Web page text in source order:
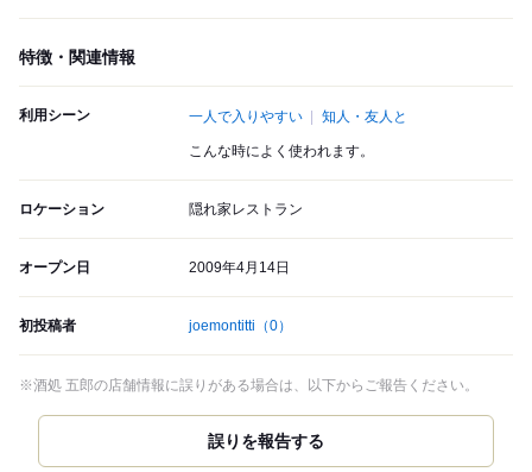
特徴・関連情報
利用シーン 一人で入りやすい 知人・友人と
こんな時によく使われます。
ロケーション 隠れ家レストラン
オープン日 2009年4月14日
初投稿者 joemontitti （0）
※酒処 五郎の店舗情報に誤りがある場合は、以下からご報告ください。
誤りを報告する